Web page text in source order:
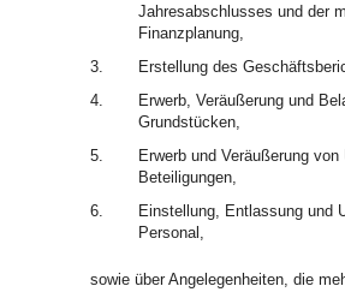
Jahresabschlusses und der
Finanzplanung,
3.
Erstellung des
4.
Erwerb, Veräußerung und
Grundstücken,
5.
Erwerb und Veräußerung von
Beteiligungen,
6.
Einstellung, Entlassung und
Personal,
sowie über Angelegenheiten, die